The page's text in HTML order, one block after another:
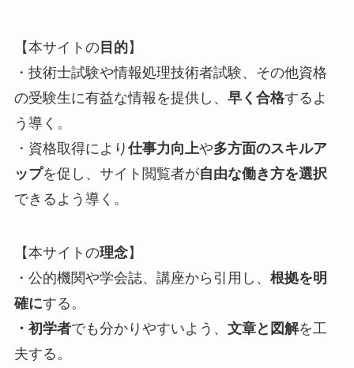
【本サイトの目的】
・技術士試験や情報処理技術者試験、その他資格
の受験生に有益な情報を提供し、 早く合格するよ
う導く。
・資格取得により 仕事力向上や多方面のスキルア
ップを促し、サイト閲覧者が自由な働き方を選択
できるよう導く。
【本サイトの理念】
・公的機関や学会誌、講座から引用し、 根拠を明
確にする。
・初学者でも分かりやすいよう、 文章と図解を工
夫する。